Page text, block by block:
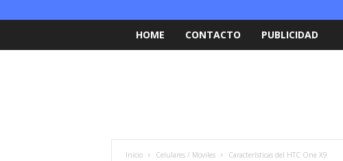
HOME CONTACTO PUBLICIDAD
Inicio Celulares / Moviles Características del HTC One X9